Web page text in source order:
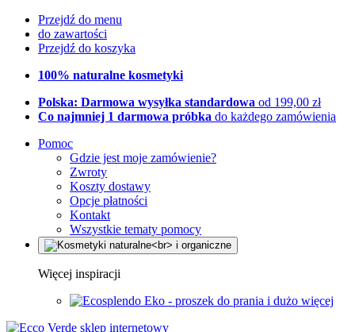
Przejdź do menu
do zawartości
Przejdź do koszyka
100% naturalne kosmetyki
Polska: Darmowa wysyłka standardowa od 199,00 zł
Co najmniej 1 darmowa próbka do każdego zamówienia
Pomoc
Gdzie jest moje zamówienie?
Zwroty
Koszty dostawy
Opcje płatności
Kontakt
Wszystkie tematy pomocy
Więcej inspiracji
Eko - proszek do prania i dużo więcej